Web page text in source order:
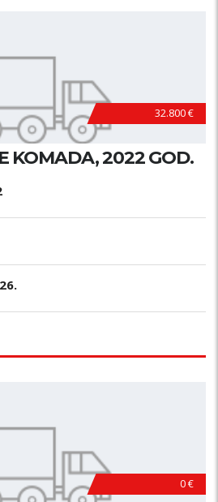
32.800 €
KOMADA, 2022 GOD.
0 €